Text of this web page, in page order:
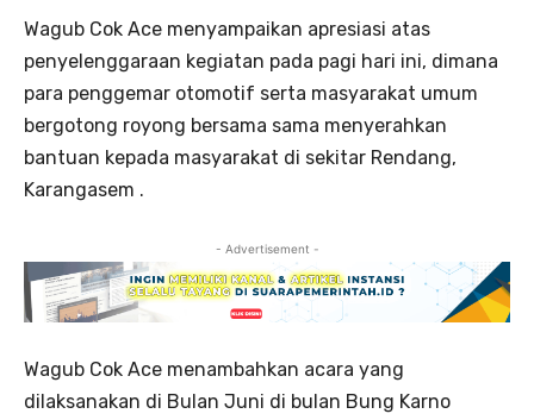
Wagub Cok Ace menyampaikan apresiasi atas
penyelenggaraan kegiatan pada pagi hari ini, dimana
para penggemar otomotif serta masyarakat umum
bergotong royong bersama sama menyerahkan
bantuan kepada masyarakat di sekitar Rendang,
Karangasem .
- Advertisement -
Wagub Cok Ace menambahkan acara yang
dilaksanakan di Bulan Juni di bulan Bung Karno